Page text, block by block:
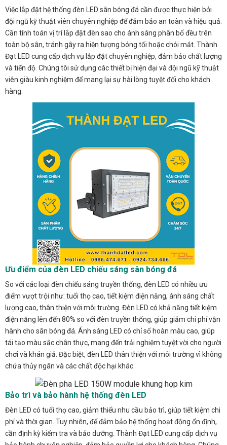
Việc lắp đặt hệ thống đèn LED sân bóng đá cần được thực hiện bởi
đội ngũ kỹ thuật viên chuyên nghiệp để đảm bảo an toàn và hiệu quả.
Cần tính toán vị trí lắp đặt đèn sao cho ánh sáng phân bố đều trên
toàn bộ sân, tránh gây ra hiện tượng bóng tối hoặc chói mắt. Thành
Đạt LED cung cấp dịch vụ lắp đặt chuyên nghiệp, đảm bảo chất lượng
và tiến độ. Chúng tôi sử dụng các thiết bị hiện đại và đội ngũ kỹ thuật
viên giàu kinh nghiệm để mang lại sự hài lòng tuyệt đối cho khách
hàng.
Ưu điểm của đèn LED chiếu sáng sân bóng đá
So với các loại đèn chiếu sáng truyền thống, đèn LED có nhiều ưu
điểm vượt trội như: tuổi thọ cao, tiết kiệm điện năng, ánh sáng chất
lượng cao, thân thiện với môi trường. Đèn LED có khả năng tiết kiệm
điện năng lên đến 80% so với đèn truyền thống, giúp giảm chi phí vận
hành cho sân bóng đá. Ánh sáng LED có chỉ số hoàn màu cao, giúp
tái tạo màu sắc chân thực, mang đến trải nghiệm tuyệt vời cho người
chơi và khán giả. Đặc biệt, đèn LED thân thiện với môi trường vì không
chứa thủy ngân và các chất độc hại khác.
Bảo trì và bảo hành hệ thống đèn LED
Đèn LED có tuổi thọ cao, giảm thiểu nhu cầu bảo trì, giúp tiết kiệm chi
phí và thời gian. Tuy nhiên, để đảm bảo hệ thống hoạt động ổn định,
cần định kỳ kiểm tra và bảo dưỡng. Thành Đạt LED cung cấp dịch vụ